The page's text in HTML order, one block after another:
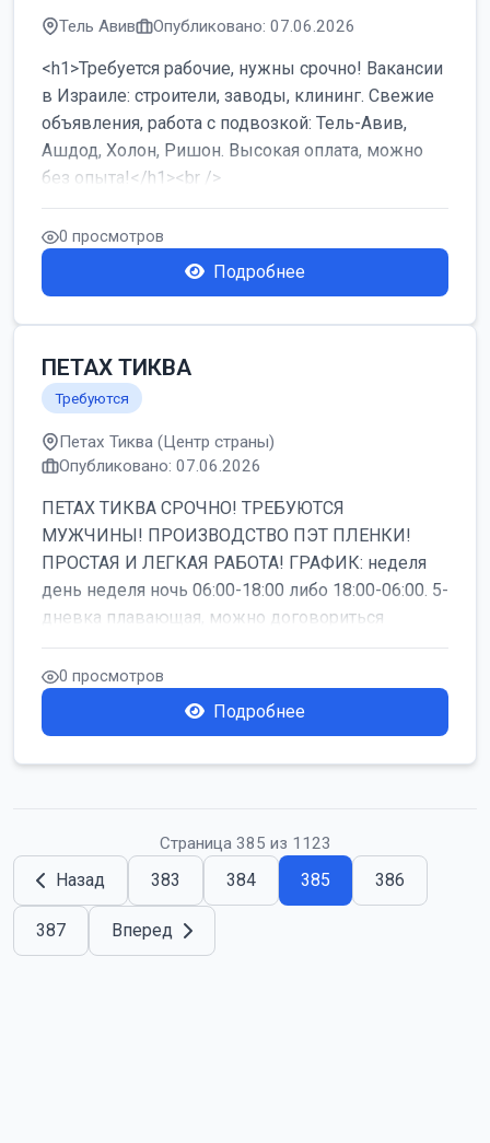
Тель Авив Опубликовано: 07.06.2026
<h1>Требуется рабочие, нужны срочно! Вакансии
в Израиле: строители, заводы, клининг. Свежие
объявления, работа с подвозкой: Тель-Авив,
Ашдод, Холон, Ришон. Высокая оплата, можно
без опыта!</h1><br />
...
0 просмотров
Подробнее
ПЕТАХ ТИКВА
Требуются
Петах Тиква (Центр страны)
Опубликовано: 07.06.2026
ПЕТАХ ТИКВА СРОЧНО! ТРЕБУЮТСЯ
МУЖЧИНЫ! ПРОИЗВОДСТВО ПЭТ ПЛЕНКИ!
ПРОСТАЯ И ЛЕГКАЯ РАБОТА! ГРАФИК: неделя
день неделя ночь 06:00-18:00 либо 18:00-06:00. 5-
дневка плавающая, можно договориться
работать б...
0 просмотров
Подробнее
Страница 385 из 1123
Назад 383 384 385 386
387 Вперед